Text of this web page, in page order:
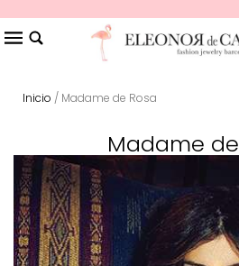
Inicio / Madame de Rosa
Madame